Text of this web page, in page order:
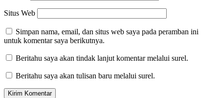
Situs Web
Simpan nama, email, dan situs web saya pada peramban ini
untuk komentar saya berikutnya.
Beritahu saya akan tindak lanjut komentar melalui surel.
Beritahu saya akan tulisan baru melalui surel.